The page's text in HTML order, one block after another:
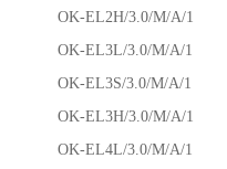
OK-EL2H/3.0/M/A/1
OK-EL3L/3.0/M/A/1
OK-EL3S/3.0/M/A/1
OK-EL3H/3.0/M/A/1
OK-EL4L/3.0/M/A/1